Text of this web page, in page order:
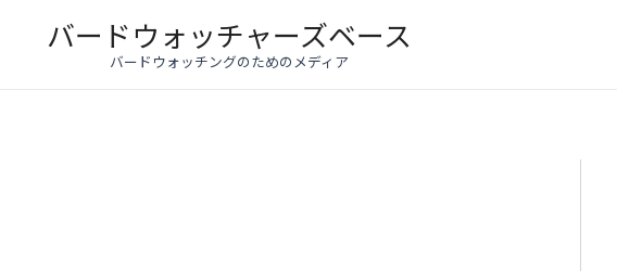
バードウォッチャーズベース
バードウォッチングのためのメディア